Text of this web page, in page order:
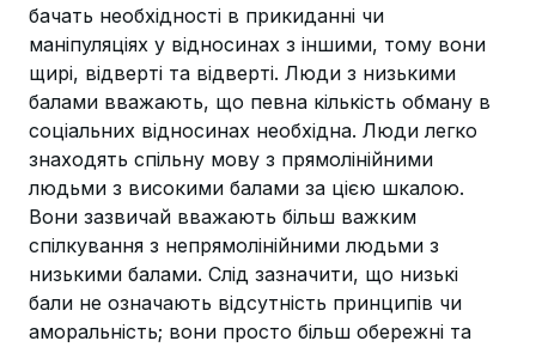
бачать необхідності в прикиданні чи
маніпуляціях у відносинах з іншими, тому вони
щирі, відверті та відверті. Люди з низькими
балами вважають, що певна кількість обману в
соціальних відносинах необхідна. Люди легко
знаходять спільну мову з прямолінійними
людьми з високими балами за цією шкалою.
Вони зазвичай вважають більш важким
спілкування з непрямолінійними людьми з
низькими балами. Слід зазначити, що низькі
бали не означають відсутність принципів чи
аморальність; вони просто більш обережні та